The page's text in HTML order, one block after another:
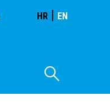
HR | EN